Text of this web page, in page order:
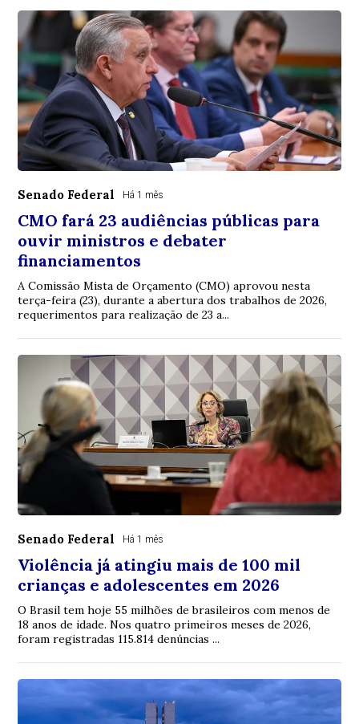
Senado Federal Há 1 mês
CMO fará 23 audiências públicas para
ouvir ministros e debater
financiamentos
A Comissão Mista de Orçamento (CMO) aprovou nesta
terça-feira (23), durante a abertura dos trabalhos de 2026,
requerimentos para realização de 23 a...
Senado Federal Há 1 mês
Violência já atingiu mais de 100 mil
crianças e adolescentes em 2026
O Brasil tem hoje 55 milhões de brasileiros com menos de
18 anos de idade. Nos quatro primeiros meses de 2026,
foram registradas 115.814 denúncias ...